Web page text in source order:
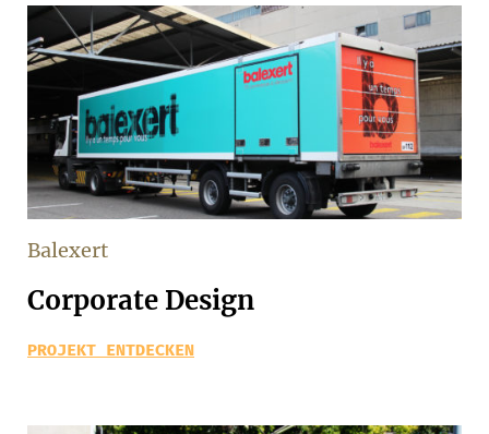
Balexert
Corporate Design
PROJEKT ENTDECKEN